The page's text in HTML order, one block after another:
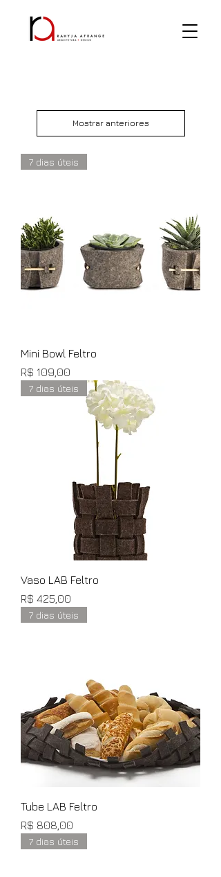
Mostrar anteriores
7 dias úteis
Mini Bowl Feltro
Preço
R$ 109,00
7 dias úteis
Vaso LAB Feltro
Preço
R$ 425,00
7 dias úteis
Tube LAB Feltro
Preço
R$ 808,00
7 dias úteis